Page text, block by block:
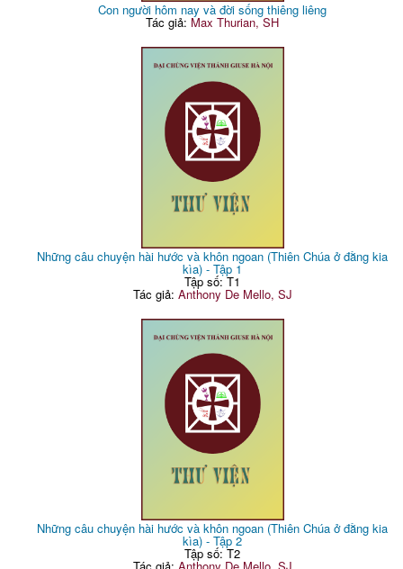
Con người hôm nay và đời sống thiêng liêng
Tác giả: Max Thurian, SH
Những câu chuyện hài hước và khôn ngoan (Thiên Chúa ở đằng kia
kìa) - Tập 1
Tập số: T1
Tác giả: Anthony De Mello, SJ
Những câu chuyện hài hước và khôn ngoan (Thiên Chúa ở đằng kia
kìa) - Tập 2
Tập số: T2